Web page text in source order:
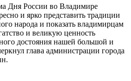
Дня России во Владимире
и ярко представить традиции
народа и показать владимирцам
и великую ценность
достояния нашей большой и
глава администрации города